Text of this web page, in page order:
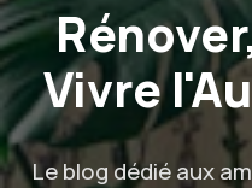
Vivre
Le blog dédié aux